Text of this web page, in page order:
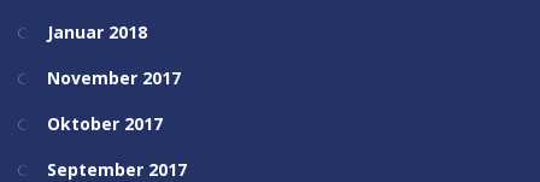
Januar 2018
November 2017
Oktober 2017
September 2017